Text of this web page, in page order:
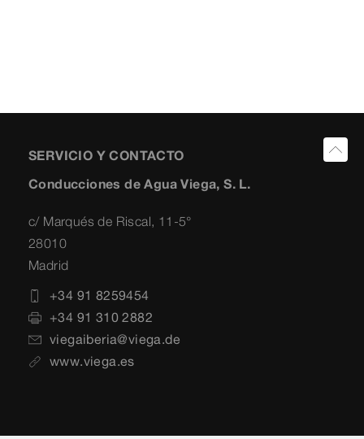
SERVICIO Y CONTACTO
Conducciones de Agua Viega, S. L.
c/ Marqués de Riscal, 11-5°
28010
Madrid
+34 91 8259454
+34 91 310 2882
viegaiberia@viega.de
www.viega.es